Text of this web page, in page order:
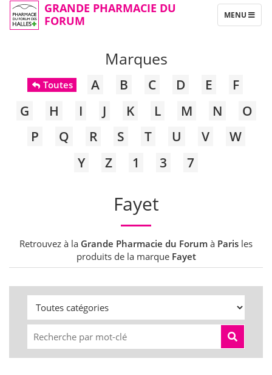
GRANDE PHARMACIE DU
FORUM
TOGGLE
NAVIGATION
MENU
Marques
Toutes A B C D E
F
G
H I J K L M N
O
P
Q R S T U V
W
Y
Z 1 3 7
Fayet
Retrouvez à la Grande Pharmacie du Forum à Paris les
produits de la marque Fayet